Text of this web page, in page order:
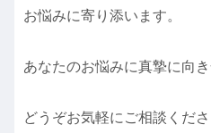
お悩みに寄り添います。
あなたのお悩みに真摯に向き
どうぞお気軽にご相談くださ